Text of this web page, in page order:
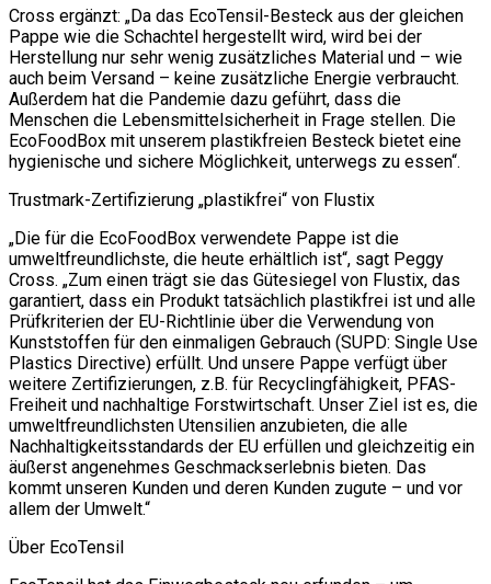
Cross ergänzt: „Da das EcoTensil-Besteck aus der gleichen
Pappe wie die Schachtel hergestellt wird, wird bei der
Herstellung nur sehr wenig zusätzliches Material und – wie
auch beim Versand – keine zusätzliche Energie verbraucht.
Außerdem hat die Pandemie dazu geführt, dass die
Menschen die Lebensmittelsicherheit in Frage stellen. Die
EcoFoodBox mit unserem plastikfreien Besteck bietet eine
hygienische und sichere Möglichkeit, unterwegs zu essen“.
Trustmark-Zertifizierung „plastikfrei“ von Flustix
„Die für die EcoFoodBox verwendete Pappe ist die
umweltfreundlichste, die heute erhältlich ist“, sagt Peggy
Cross. „Zum einen trägt sie das Gütesiegel von Flustix, das
garantiert, dass ein Produkt tatsächlich plastikfrei ist und alle
Prüfkriterien der EU-Richtlinie über die Verwendung von
Kunststoffen für den einmaligen Gebrauch (SUPD: Single Use
Plastics Directive) erfüllt. Und unsere Pappe verfügt über
weitere Zertifizierungen, z.B. für Recyclingfähigkeit, PFAS-
Freiheit und nachhaltige Forstwirtschaft. Unser Ziel ist es, die
umweltfreundlichsten Utensilien anzubieten, die alle
Nachhaltigkeitsstandards der EU erfüllen und gleichzeitig ein
äußerst angenehmes Geschmackserlebnis bieten. Das
kommt unseren Kunden und deren Kunden zugute – und vor
allem der Umwelt.“
Über EcoTensil